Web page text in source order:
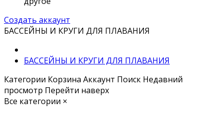
Создать аккаунт
БАССЕЙНЫ И КРУГИ ДЛЯ ПЛАВАНИЯ
БАССЕЙНЫ И КРУГИ ДЛЯ ПЛАВАНИЯ
Категории Корзина Аккаунт Поиск Недавний
просмотр Перейти наверх
Все категории ×